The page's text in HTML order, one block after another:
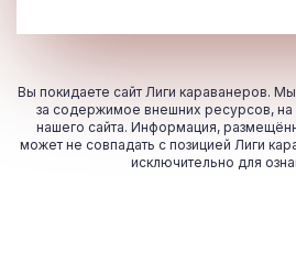
Вы покидаете сайт Лиги караванеров.
за содержимое внешних ресурсов, на
нашего сайта. Информация,
может не совпадать с позицией Лиги
исключительно для